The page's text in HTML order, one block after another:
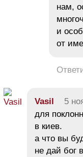
нам,
и
от
Vasil 5
для
в киев.
а что вы
не дай бог